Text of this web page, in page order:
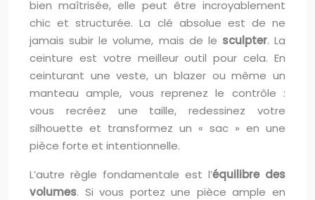
bien maîtrisée, elle peut être incroyablement
chic et structurée. La clé absolue est de ne
jamais subir le volume, mais de le sculpter. La
ceinture est votre meilleur outil pour cela. En
ceinturant une veste, un blazer ou même un
manteau ample, vous reprenez le contrôle :
vous recréez une taille, redessinez votre
silhouette et transformez un « sac » en une
pièce forte et intentionnelle.
L’autre règle fondamentale est l’équilibre des
volumes. Si vous portez une pièce ample en